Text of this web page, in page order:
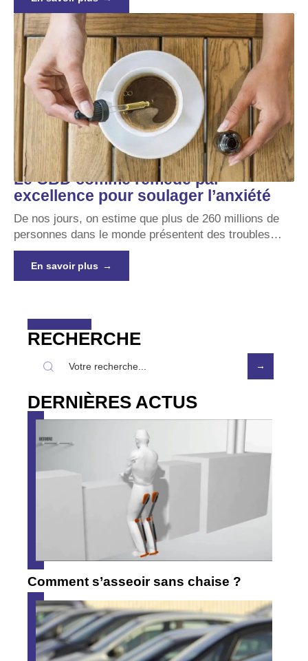
Le CBD comme remède par
excellence pour soulager l’anxiété
De nos jours, on estime que plus de 260 millions de
personnes dans le monde présentent des troubles…
En savoir plus
RECHERCHE
DERNIÈRES ACTUS
Comment s’asseoir sans chaise ?